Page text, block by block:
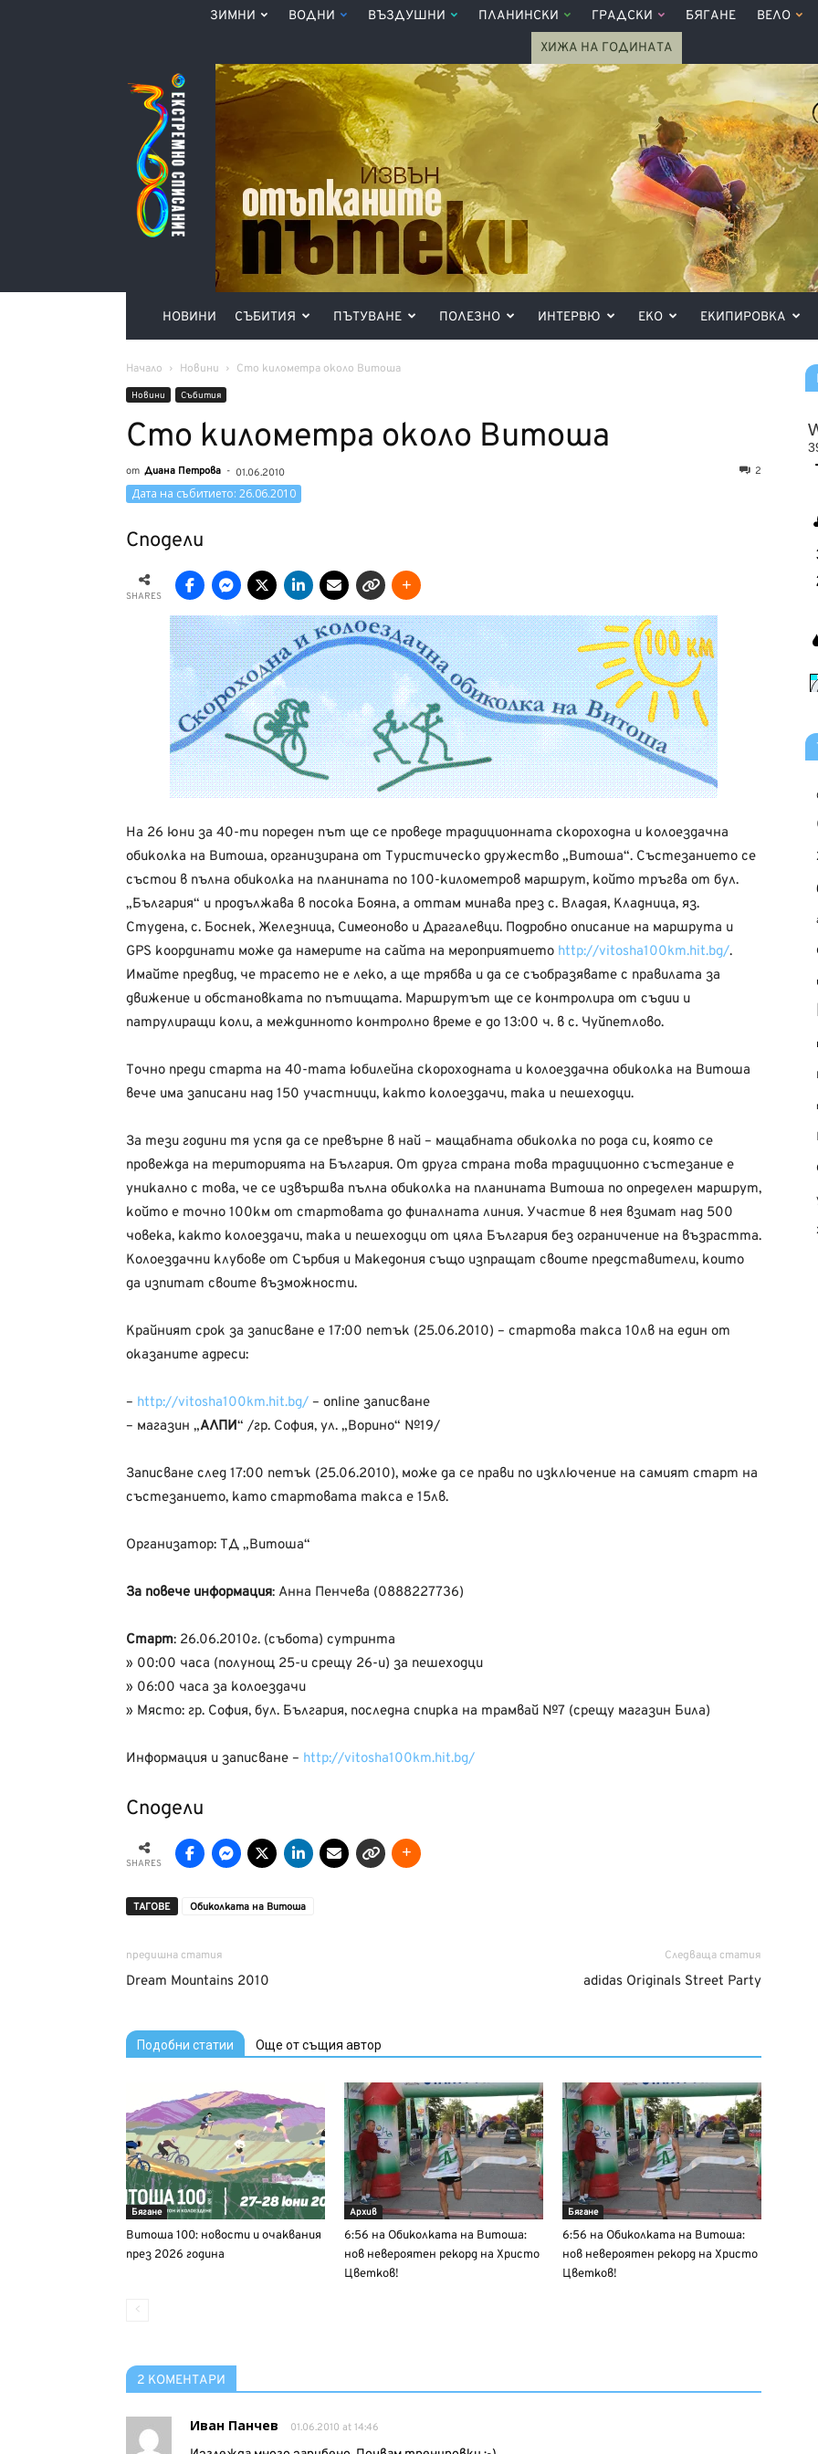
ЗИМНИ ВОДНИ ВЪЗДУШНИ ПЛАНИНСКИ ГРАДСКИ БЯГАНЕ ВЕЛО
ХИЖА НА ГОДИНАТА
Списание
360°
НОВИНИ СЪБИТИЯ ПЪТУВАНЕ ПОЛЕЗНО ИНТЕРВЮ ЕКО ЕКИПИРОВКА
Начало Новини Сто километра около Витоша
Новини Събития
Сто километра около Витоша
от Диана Петрова - 01.06.2010 2
Дата на събитието: 26.06.2010
Сподели
SHARES
На 26 юни за 40-ти пореден път ще се проведе традиционната скороходна и колоездачна
обиколка на Витоша, организирана от Туристическо дружество „Витоша“. Състезанието се
състои в пълна обиколка на планината по 100-километров маршрут, който тръгва от бул.
„България“ и продължава в посока Бояна, а оттам минава през с. Владая, Кладница, яз.
Студена, с. Боснек, Железница, Симеоново и Драгалевци. Подробно описание на маршрута и
GPS координати може да намерите на сайта на мероприятието http://vitosha100km.hit.bg/.
Имайте предвид, че трасето не е леко, а ще трябва и да се съобразявате с правилата за
движение и обстановката по пътищата. Маршрутът ще се контролира от съдии и
патрулиращи коли, а междинното контролно време е до 13:00 ч. в с. Чуйпетлово.
Точно преди старта на 40-тата юбилейна скороходната и колоездачна обиколка на Витоша
вече има записани над 150 участници, както колоездачи, така и пешеходци.
За тези години тя успя да се превърне в най – мащабната обиколка по рода си, която се
провежда на територията на България. От друга страна това традиционно състезание е
уникално с това, че се извършва пълна обиколка на планината Витоша по определен маршрут,
който е точно 100км от стартовата до финалната линия. Участие в нея взимат над 500
човека, както колоездачи, така и пешеходци от цяла България без ограничение на възрастта.
Колоездачни клубове от Сърбия и Македония също изпращат своите представители, които
да изпитат своите възможности.
Крайният срок за записване е 17:00 петък (25.06.2010) – стартова такса 10лв на един от
оказаните адреси:
– http://vitosha100km.hit.bg/ – online записване
– магазин „АЛПИ“ /гр. София, ул. „Ворино“ №19/
Записване след 17:00 петък (25.06.2010), може да се прави по изключение на самият старт на
състезанието, като стартовата такса е 15лв.
Организатор: ТД „Витоша“
За повече информация: Анна Пенчева (0888227736)
Старт: 26.06.2010г. (събота) сутринта
» 00:00 часа (полунощ 25-и срещу 26-и) за пешеходци
» 06:00 часа за колоездачи
» Място: гр. София, бул. България, последна спирка на трамвай №7 (срещу магазин Била)
Информация и записване – http://vitosha100km.hit.bg/
Сподели
SHARES
ТАГОВЕ Обиколката на Витоша
предишна статия
Dream Mountains 2010
Следваща статия
adidas Originals Street Party
Подобни статии Още от същия автор
Бягане
Витоша 100: новости и очаквания
през 2026 година
Архив
6:56 на Обиколката на Витоша:
нов невероятен рекорд на Христо
Цветков!
Бягане
6:56 на Обиколката на Витоша:
нов невероятен рекорд на Христо
Цветков!
2 КОМЕНТАРИ
Иван Панчев 01.06.2010 at 14:46